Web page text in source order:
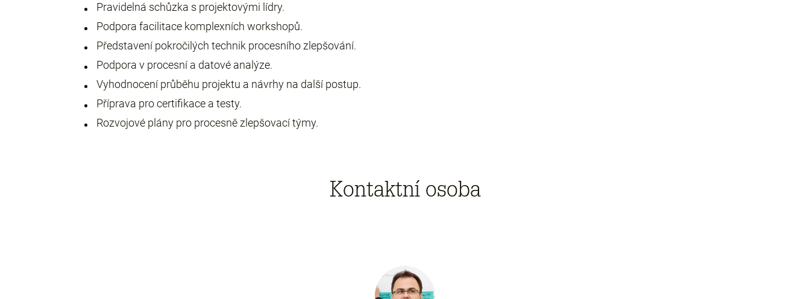
Pravidelná schůzka s projektovými lídry.
Podpora facilitace komplexních workshopů.
Představení pokročilých technik procesního zlepšování.
Podpora v procesní a datové analýze.
Vyhodnocení průběhu projektu a návrhy na další postup.
Příprava pro certifikace a testy.
Rozvojové plány pro procesně zlepšovací týmy.
Kontaktní osoba